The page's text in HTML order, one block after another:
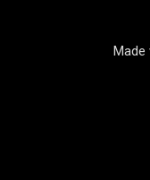
Made